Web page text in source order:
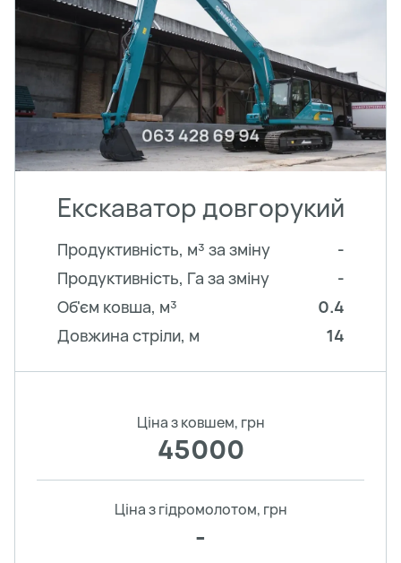
Екскаватор довгорукий
Продуктивність, м³ за зміну
-
Продуктивність, Га за зміну
-
Об'єм ковша, м³
0.4
Довжина стріли, м
14
Ціна з ковшем, грн
45000
Ціна з гідромолотом, грн
-